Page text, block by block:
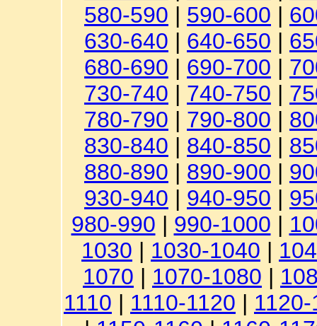
580-590 | 590-600 |
630-640 | 640-650 |
680-690 | 690-700 |
730-740 | 740-750 |
780-790 | 790-800 |
830-840 | 840-850 |
880-890 | 890-900 |
930-940 | 940-950 |
980-990 | 990-1000 |
1030 | 1030-1040 |
1070 | 1070-1080 |
1110 | 1110-1120 |